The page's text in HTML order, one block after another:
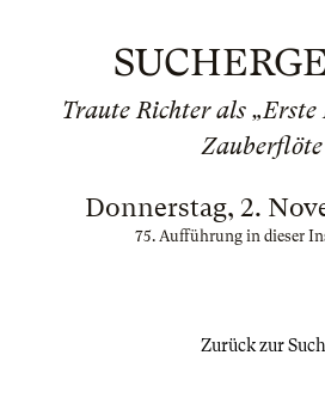
Traute Richter als „Erste
Donnerstag, 2.
75. Aufführung in dieser
Zurück zur